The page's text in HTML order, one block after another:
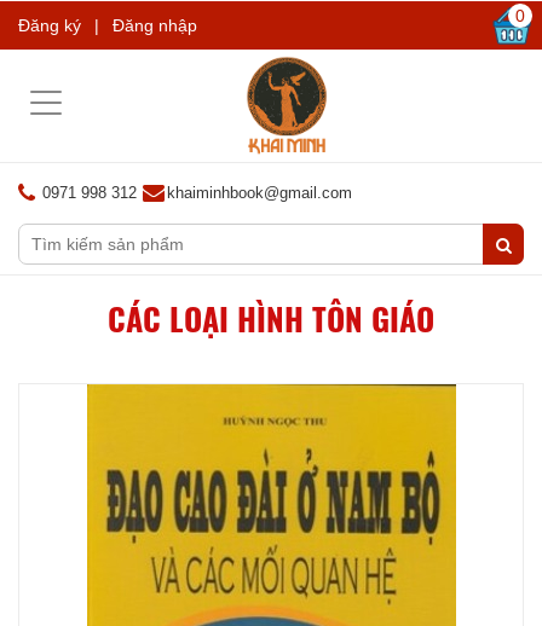
Đăng ký | Đăng nhập 0
Toggle
0971 998 312 khaiminhbook@gmail.com
CÁC LOẠI HÌNH TÔN GIÁO